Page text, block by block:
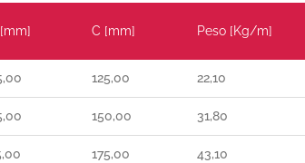
C [mm] Peso [Kg/m]
125,00 22,10
150,00 31,80
175,00 43,10